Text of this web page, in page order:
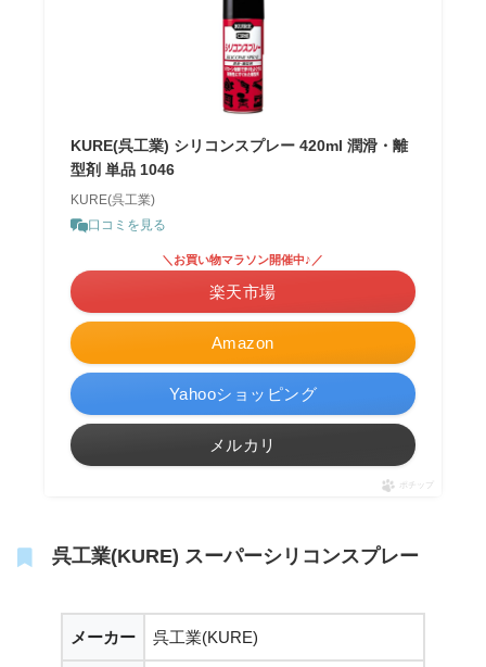
KURE(呉工業) シリコンスプレー 420ml 潤滑・離
型剤 単品 1046
KURE(呉工業)
口コミを見る
Amazon
＼お買い物マラソン開催中♪／
楽天市場
Yahooショッピング
メルカリ
ポチップ
呉工業(KURE) スーパーシリコンスプレー
メーカー 呉工業(KURE)